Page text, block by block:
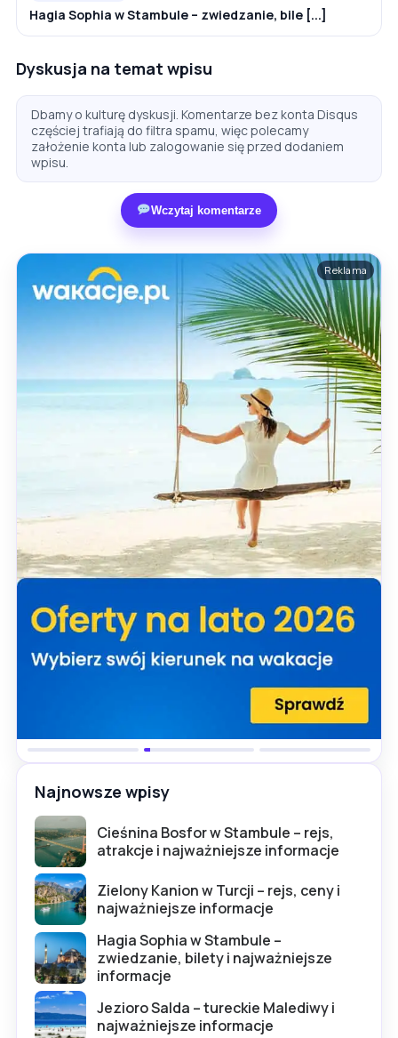
Hagia Sophia w Stambule – zwiedzanie, bile [...]
Dyskusja na temat wpisu
Dbamy o kulturę dyskusji. Komentarze bez konta Disqus
częściej trafiają do filtra spamu, więc polecamy
założenie konta lub zalogowanie się przed dodaniem
wpisu.
Wczytaj komentarze
Reklama
Najnowsze wpisy
Cieśnina Bosfor w Stambule – rejs,
atrakcje i najważniejsze informacje
Zielony Kanion w Turcji – rejs, ceny i
najważniejsze informacje
Hagia Sophia w Stambule –
zwiedzanie, bilety i najważniejsze
informacje
Jezioro Salda – tureckie Malediwy i
najważniejsze informacje